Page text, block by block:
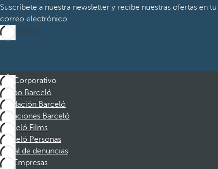
Suscríbete a nuestra newsletter y recibe nuestras ofertas en tu
correo electrónico
Suscribirme
Corporativo
Grupo Barceló
Fundación Barceló
Vacaciones Barceló
Barceló Films
Barceló Personas
Canal de denuncias
Empresas